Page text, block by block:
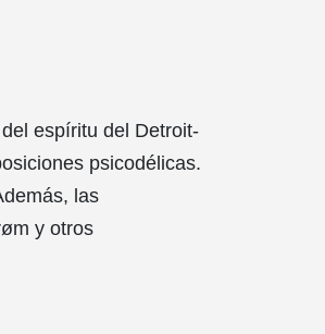
espíritu del Detroit-
psicodélicas.
las
y otros